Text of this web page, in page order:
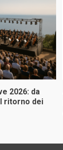
2026: da
ritorno dei